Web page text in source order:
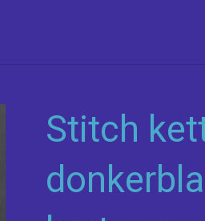
Stitch